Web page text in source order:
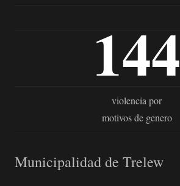
144
violencia por
motivos de genero
Municipalidad de Trelew